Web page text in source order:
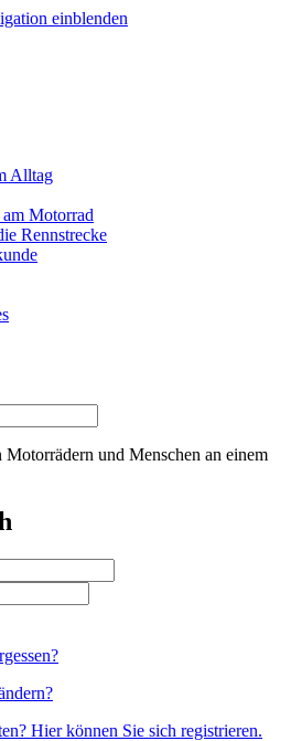
einblenden
Alltag
Motorrad
Rennstrecke
Hier können Sie sich registrieren.